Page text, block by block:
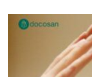
khi
có
nên